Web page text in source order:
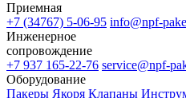
Приемная
+7 (34767) 5-06-95 info@npf-
Инженерное
сопровождение
+7 937 165-22-76 service@npf-
Оборудование
Пакеры Якоря Клапаны